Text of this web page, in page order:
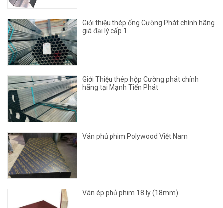
Giới thiệu thép ống Cường Phát chính hãng
giá đại lý cấp 1
Giới Thiệu thép hộp Cường phát chính
hãng tại Mạnh Tiến Phát
Ván phủ phim Polywood Việt Nam
Ván ép phủ phim 18 ly (18mm)